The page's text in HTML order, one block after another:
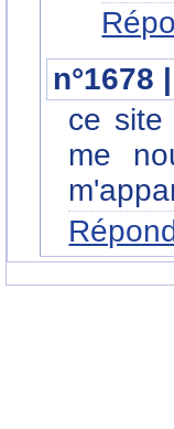
n°1678
ce site
me